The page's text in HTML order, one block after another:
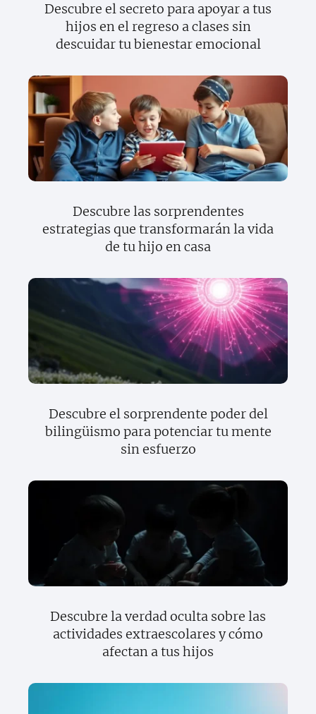
Descubre el secreto para apoyar a tus
hijos en el regreso a clases sin
descuidar tu bienestar emocional
Descubre las sorprendentes
estrategias que transformarán la vida
de tu hijo en casa
Descubre el sorprendente poder del
bilingüismo para potenciar tu mente
sin esfuerzo
Descubre la verdad oculta sobre las
actividades extraescolares y cómo
afectan a tus hijos